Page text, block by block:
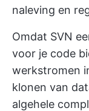
naleving en
Omdat SVN
voor je code
werkstromen
klonen van
algehele